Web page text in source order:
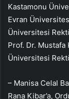
Kastamonu
Evran
Üniversitesi
Prof. Dr. Mustafa
Üniversitesi
– Manisa Celal
Rana Kibar’a,